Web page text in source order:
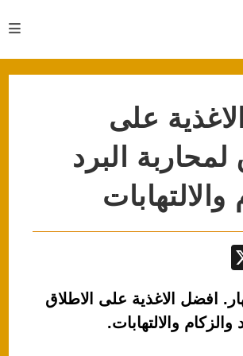
على
لمحاربة البرد
والالتهابات
افضل الاغذية على الاطلاق
والزكام والالتهابات.